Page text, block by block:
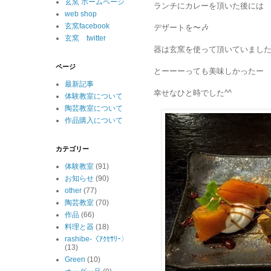
ランチにカレーを頂いた後には
デザートを〜🎶
器は玄窯を使って頂いていまし
とーーーっても美味しかったー
幸せなひと時でした^^
玄窯 ホームページ
web shop
玄窯facebook
玄窯 twitter
ページ
最新記事
体験教室について
陶芸教室について
作品購入について
カテゴリー
体験教室 (91)
お知らせ (90)
other (77)
陶芸教室 (70)
作品 (66)
料理と器 (18)
rashibe-〈ｱｸｾｻﾘｰ〉
(13)
Green (10)